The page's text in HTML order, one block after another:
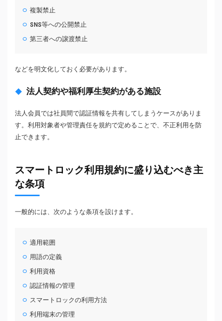
複製禁止
SNS等への公開禁止
第三者への譲渡禁止
などを明文化しておく必要があります。
法人契約や福利厚生契約がある施設
法人会員では社員間で認証情報を共有してしまうケースがありま
す。利用対象者や管理責任を規約で定めることで、不正利用を防
止できます。
スマートロック利用規約に盛り込むべき主
な条項
一般的には、次のような条項を設けます。
適用範囲
用語の定義
利用資格
認証情報の管理
スマートロックの利用方法
利用端末の管理